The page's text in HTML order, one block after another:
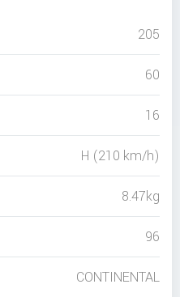
205
60
16
H (210 km/h)
8.47kg
96
CONTINENTAL